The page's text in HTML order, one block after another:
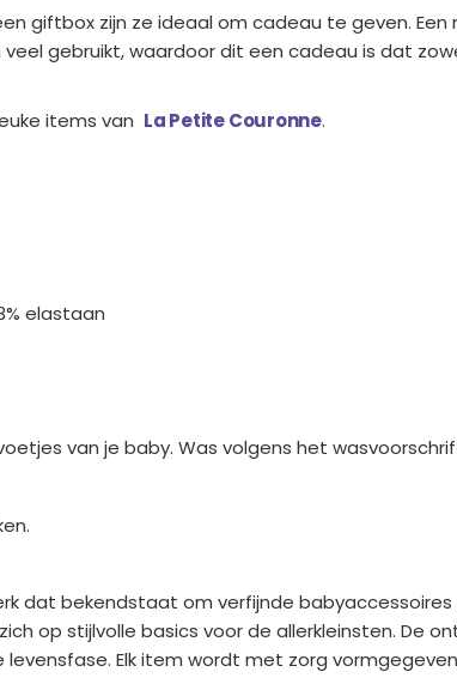
giftbox zijn ze ideaal om cadeau te geven.
gebruikt, waardoor dit een cadeau is dat
items van La Petite Couronne.
elastaan
van je baby. Was volgens het
dat bekendstaat om verfijnde
op stijlvolle basics voor de allerkleinsten. De
Elk item wordt met zorg